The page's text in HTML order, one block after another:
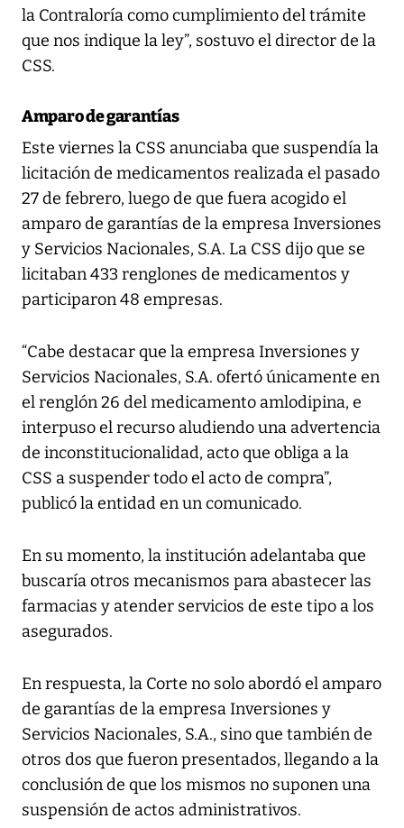
la Contraloría como cumplimiento del trámite
que nos indique la ley”, sostuvo el director de la
CSS.
Amparo de garantías
Este viernes la CSS anunciaba que suspendía la
licitación de medicamentos realizada el pasado
27 de febrero, luego de que fuera acogido el
amparo de garantías de la empresa Inversiones
y Servicios Nacionales, S.A. La CSS dijo que se
licitaban 433 renglones de medicamentos y
participaron 48 empresas.
“Cabe destacar que la empresa Inversiones y
Servicios Nacionales, S.A. ofertó únicamente en
el renglón 26 del medicamento amlodipina, e
interpuso el recurso aludiendo una advertencia
de inconstitucionalidad, acto que obliga a la
CSS a suspender todo el acto de compra”,
publicó la entidad en un comunicado.
En su momento, la institución adelantaba que
buscaría otros mecanismos para abastecer las
farmacias y atender servicios de este tipo a los
asegurados.
En respuesta, la Corte no solo abordó el amparo
de garantías de la empresa Inversiones y
Servicios Nacionales, S.A., sino que también de
otros dos que fueron presentados, llegando a la
conclusión de que los mismos no suponen una
suspensión de actos administrativos.